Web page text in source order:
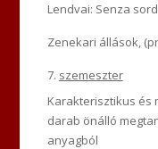
Lendvai: Senza
Zenekari állások,
szemeszter
Karakterisztikus és
darab önálló
anyagból